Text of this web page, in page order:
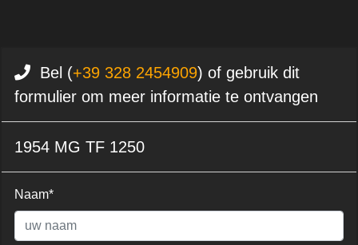
Bel (+39 328 2454909) of gebruik dit
formulier om meer informatie te ontvangen
1954 MG TF 1250
Naam*